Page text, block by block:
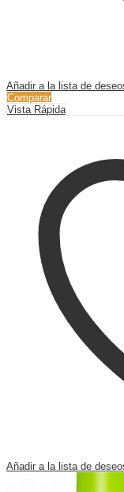
Añadir a la lista de
Comparar
Vista Rápida
Añadir a la lista de